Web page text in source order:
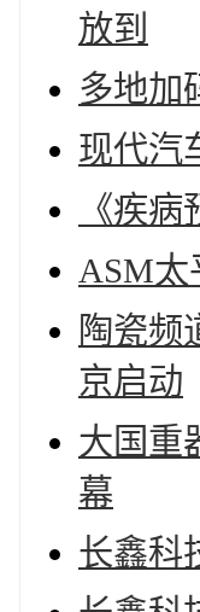
放到
多地加
现代汽
《疾
ASM
陶瓷频
京启动
大国重
幕
长鑫科